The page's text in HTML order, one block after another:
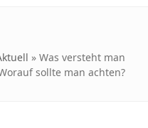
»Was versteht man
sollte man achten?